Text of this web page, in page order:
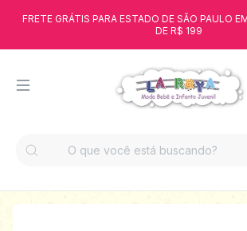
FRETE GRÁTIS PARA ESTADO DE SÃO PAULO
DE R$ 199